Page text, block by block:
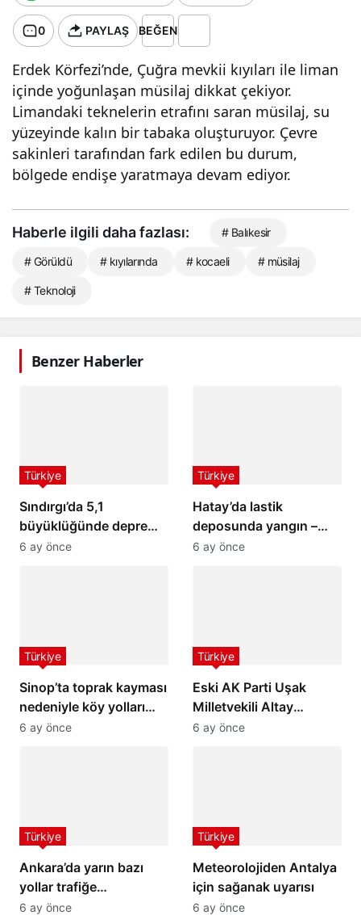
0 PAYLAŞ BEĞEN
Erdek Körfezi’nde, Çuğra mevkii kıyıları ile liman
içinde yoğunlaşan müsilaj dikkat çekiyor.
Limandaki teknelerin etrafını saran müsilaj, su
yüzeyinde kalın bir tabaka oluşturuyor. Çevre
sakinleri tarafından fark edilen bu durum,
bölgede endişe yaratmaya devam ediyor.
Haberle ilgili daha fazlası: # Balıkesir
# Görüldü # kıyılarında # kocaeli # müsilaj
# Teknoloji
Benzer Haberler
Sındırgı’da 5,1
büyüklüğünde deprem:
İstanbul ve İzmir’de de
Türkiye
6 ay önce
Hatay’da lastik
deposunda yangın –
Son Dakika Haberleri
Türkiye
6 ay önce
Sinop’ta toprak kayması
nedeniyle köy yolları
ulaşıma kapandı
Türkiye
6 ay önce
Eski AK Parti Uşak
Milletvekili Altay
hayatını kaybetti
Türkiye
6 ay önce
Ankara’da yarın bazı
yollar trafiğe
kapatılacak
Türkiye
6 ay önce
Meteorolojiden Antalya
için sağanak uyarısı
Türkiye
6 ay önce